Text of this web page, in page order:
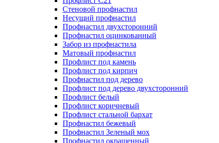
Стеновой профнастил
Несущий профнастил
Профнастил двухсторонний
Профнастил оцинкованный
Забор из профнастила
Матовый профнастил
Профлист под камень
Профлист под кирпич
Профнастил под дерево
Профлист под дерево двухсторонний
Профлист белый
Профлист коричневый
Профлист стальной бархат
Профнастил бежевый
Профнастил Зеленый мох
Профнастил окрашенный